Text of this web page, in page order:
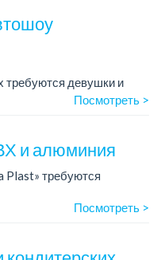
требуются девушки и
перекупы.
Посмотреть >
и алюминия
Plast» требуются
Посмотреть >